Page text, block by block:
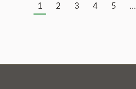
1 2 3 4 5 …